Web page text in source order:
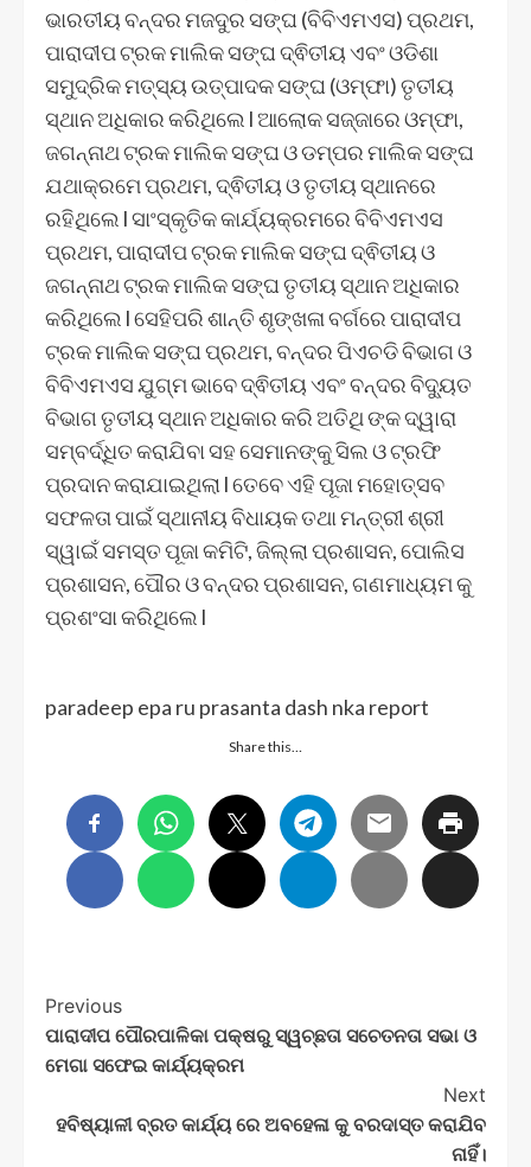
ଭାରତୀୟ ବନ୍ଦର ମଜଦୁର ସଙ୍ଘ (ବିବିଏମଏସ) ପ୍ରଥମ,
ପାରାଦୀପ ଟ୍ରକ ମାଲିକ ସଙ୍ଘ ଦ୍ଵିତୀୟ ଏବଂ ଓଡିଶା
ସମୁଦ୍ରିକ ମତ୍ସ୍ୟ ଉତ୍ପାଦକ ସଙ୍ଘ (ଓମ୍ଫା) ତୃତୀୟ
ସ୍ଥାନ ଅଧିକାର କରିଥିଲେ l ଆଲୋକ ସଜ୍ଜାରେ ଓମ୍ଫା,
ଜଗନ୍ନାଥ ଟ୍ରକ ମାଲିକ ସଙ୍ଘ ଓ ଡମ୍ପର ମାଲିକ ସଙ୍ଘ
ଯଥାକ୍ରମେ ପ୍ରଥମ, ଦ୍ଵିତୀୟ ଓ ତୃତୀୟ ସ୍ଥାନରେ
ରହିଥିଲେ l ସାଂସ୍କୃତିକ କାର୍ଯ୍ୟକ୍ରମରେ ବିବିଏମଏସ
ପ୍ରଥମ, ପାରାଦୀପ ଟ୍ରକ ମାଲିକ ସଙ୍ଘ ଦ୍ଵିତୀୟ ଓ
ଜଗନ୍ନାଥ ଟ୍ରକ ମାଲିକ ସଙ୍ଘ ତୃତୀୟ ସ୍ଥାନ ଅଧିକାର
କରିଥିଲେ l ସେହିପରି ଶାନ୍ତି ଶୃଙ୍ଖଳା ବର୍ଗରେ ପାରାଦୀପ
ଟ୍ରକ ମାଲିକ ସଙ୍ଘ ପ୍ରଥମ, ବନ୍ଦର ପିଏଚଡି ବିଭାଗ ଓ
ବିବିଏମଏସ ଯୁଗ୍ମ ଭାବେ ଦ୍ଵିତୀୟ ଏବଂ ବନ୍ଦର ବିଦ୍ୟୁତ
ବିଭାଗ ତୃତୀୟ ସ୍ଥାନ ଅଧିକାର କରି ଅତିଥି ଙ୍କ ଦ୍ୱାରା
ସମ୍ବର୍ଦ୍ଧିତ କରାଯିବା ସହ ସେମାନଙ୍କୁ ସିଲ ଓ ଟ୍ରଫି
ପ୍ରଦାନ କରାଯାଇଥିଲା l ତେବେ ଏହି ପୂଜା ମହୋତ୍ସବ
ସଫଳତା ପାଇଁ ସ୍ଥାନୀୟ ବିଧାୟକ ତଥା ମନ୍ତ୍ରୀ ଶ୍ରୀ
ସ୍ୱାଇଁ ସମସ୍ତ ପୂଜା କମିଟି, ଜିଲ୍ଲା ପ୍ରଶାସନ, ପୋଲିସ
ପ୍ରଶାସନ, ପୌର ଓ ବନ୍ଦର ପ୍ରଶାସନ, ଗଣମାଧ୍ୟମ କୁ
ପ୍ରଶଂସା କରିଥିଲେ l
paradeep epa ru prasanta dash nka report
Share this…
Post
Navigation
Previous
ପାରାଦୀପ ପୌରପାଳିକା ପକ୍ଷରୁ ସ୍ୱଚ୍ଛତା ସଚେତନତା ସଭା ଓ
ମେଗା ସଫେଇ କାର୍ଯ୍ୟକ୍ରମ
Next
ହବିଷ୍ୟାଳୀ ବ୍ରତ କାର୍ଯ୍ୟ ରେ ଅବହେଳା କୁ ବରଦାସ୍ତ କରାଯିବ
ନାହିଁ।